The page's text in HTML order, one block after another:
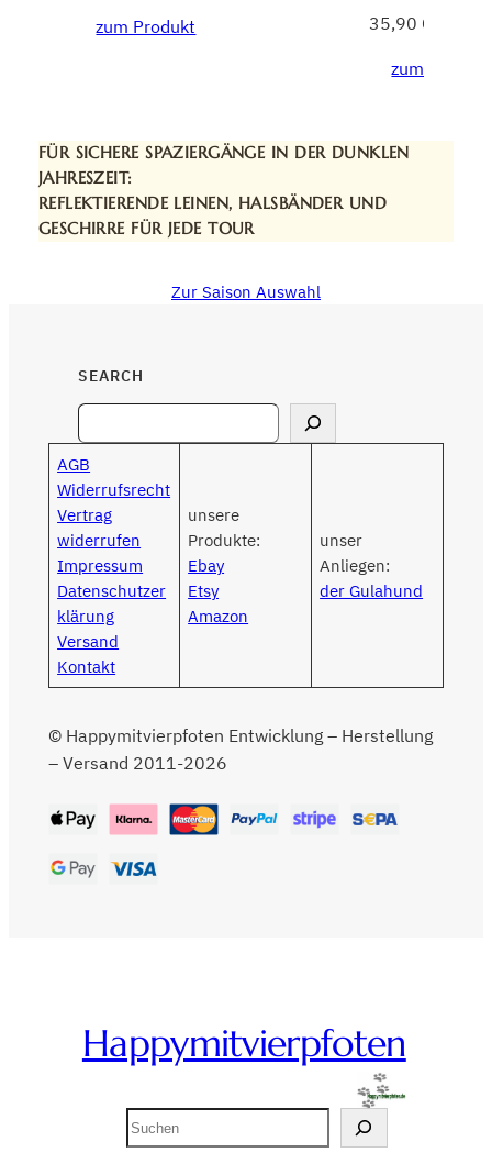
zum Produkt
35,90 €
zum Produkt
FÜR SICHERE SPAZIERGÄNGE IN DER DUNKLEN
JAHRESZEIT:
REFLEKTIERENDE LEINEN, HALSBÄNDER UND
GESCHIRRE FÜR JEDE TOUR
Zur Saison Auswahl
SEARCH
Search
AGB
Widerrufsrecht
Vertrag
widerrufen
Impressum
Datenschutzer
klärung
Versand
Kontakt
unsere
Produkte:
Ebay
Etsy
Amazon
unser
Anliegen:
der Gulahund
© Happymitvierpfoten Entwicklung – Herstellung
– Versand 2011-2026
Happymitvierpfoten
Suchen